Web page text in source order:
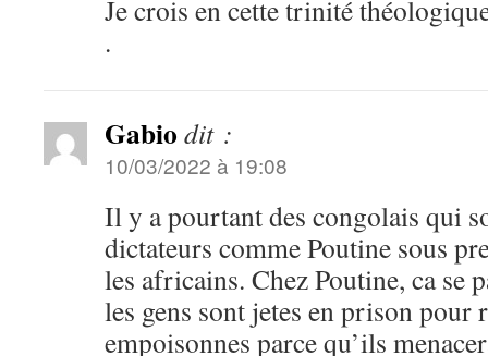
Je crois en cette trinité
.
Gabio dit :
10/03/2022 à 19:08
Il y a pourtant des congolais qui
dictateurs comme Poutine sous
les africains. Chez Poutine, ca se
les gens sont jetes en prison pour
empoisonnes parce qu’ils